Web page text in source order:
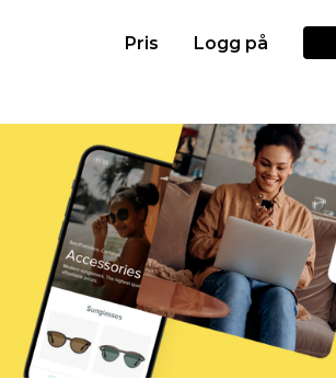
Pris Logg på